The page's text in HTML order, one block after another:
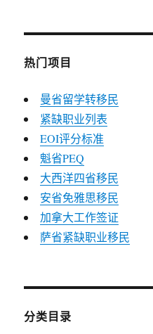
热门项目
曼省留学转移民
紧缺职业列表
EOI评分标准
魁省PEQ
大西洋四省移民
安省免雅思移民
加拿大工作签证
萨省紧缺职业移民
分类目录